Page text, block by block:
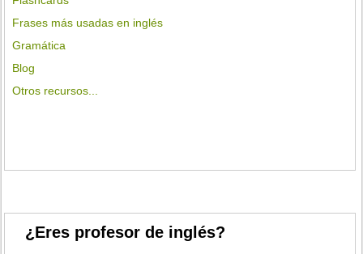
Frases más usadas en inglés
Gramática
Blog
Otros recursos...
¿Eres profesor de inglés?